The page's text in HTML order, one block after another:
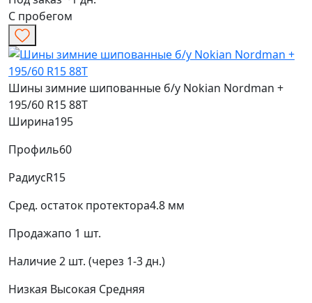
С пробегом
Шины зимние шипованные б/у Nokian Nordman +
195/60 R15 88T
Ширина195
Профиль60
РадиусR15
Сред. остаток протектора4.8 мм
Продажапо 1 шт.
Наличие2 шт. (через 1-3 дн.)
Низкая Высокая Средняя